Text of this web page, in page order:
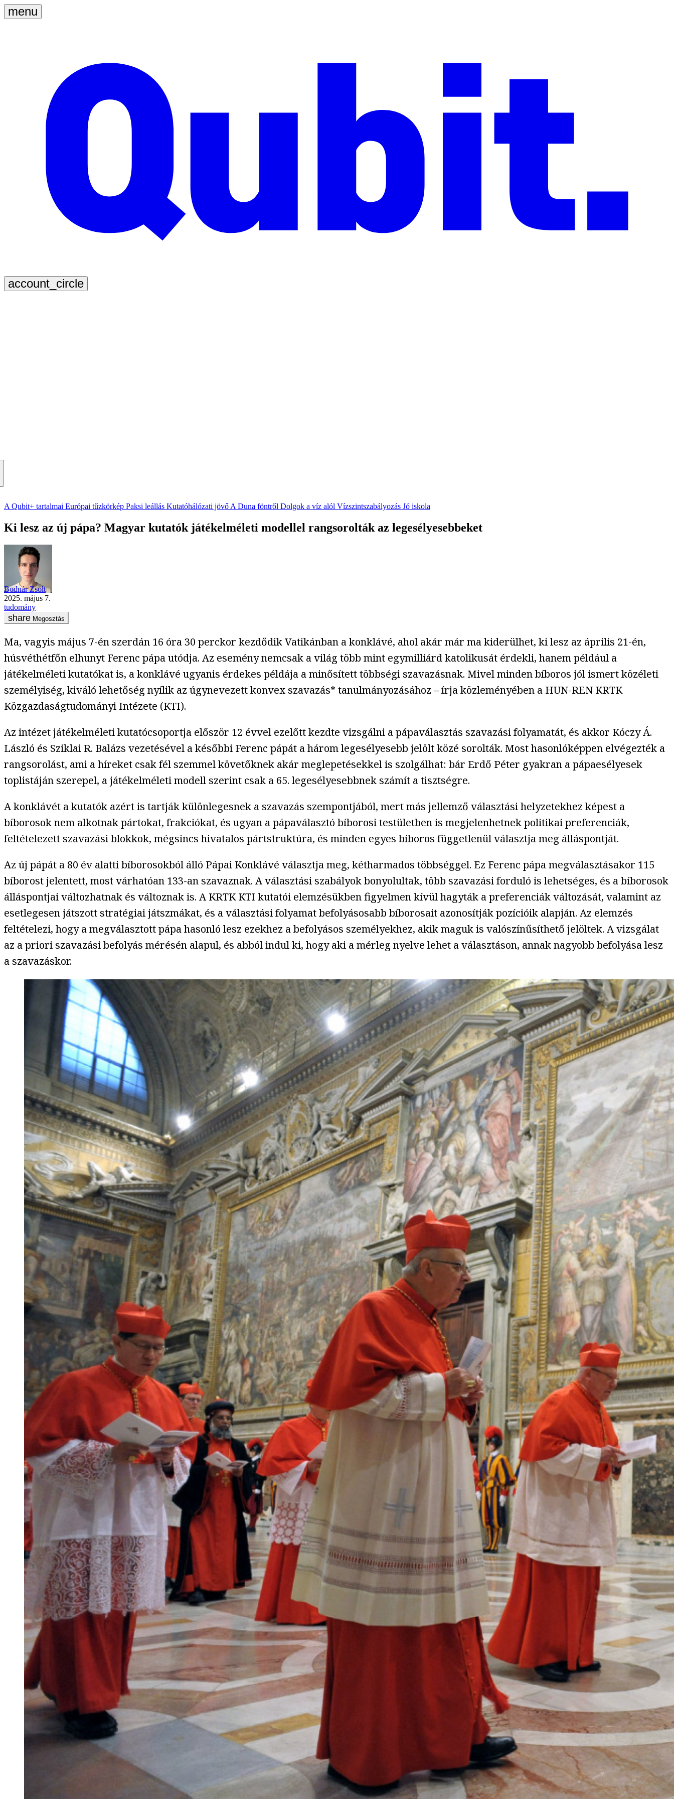
A Qubit+ tartalmai Európai tűzkörkép Paksi leállás Kutatóhálózati jövő A Duna föntről Dolgok a víz alól Vízszintszabályozás Jó iskola
Ki lesz az új pápa? Magyar kutatók játékelméleti modellel rangsorolták az legesélyesebbeket
Bodnár Zsolt
2025. május 7.
tudomány
Megosztás
Ma, vagyis május 7-én szerdán 16 óra 30 perckor kezdődik Vatikánban a konklávé, ahol akár már ma kiderülhet, ki lesz az április 21-én,
húsvéthétfőn elhunyt Ferenc pápa utódja. Az esemény nemcsak a világ több mint egymilliárd katolikusát érdekli, hanem például a
játékelméleti kutatókat is, a konklávé ugyanis érdekes példája a minősített többségi szavazásnak. Mivel minden bíboros jól ismert közéleti
személyiség, kiváló lehetőség nyílik az úgynevezett konvex szavazás* tanulmányozásához – írja közleményében a HUN-REN KRTK
Közgazdaságtudományi Intézete (KTI).
Az intézet játékelméleti kutatócsoportja először 12 évvel ezelőtt kezdte vizsgálni a pápaválasztás szavazási folyamatát, és akkor Kóczy Á.
László és Sziklai R. Balázs vezetésével a későbbi Ferenc pápát a három legesélyesebb jelölt közé sorolták. Most hasonlóképpen elvégezték a
rangsorolást, ami a híreket csak fél szemmel követőknek akár meglepetésekkel is szolgálhat: bár Erdő Péter gyakran a pápaesélyesek
toplistáján szerepel, a játékelméleti modell szerint csak a 65. legesélyesebbnek számít a tisztségre.
A konklávét a kutatók azért is tartják különlegesnek a szavazás szempontjából, mert más jellemző választási helyzetekhez képest a
bíborosok nem alkotnak pártokat, frakciókat, és ugyan a pápaválasztó bíborosi testületben is megjelenhetnek politikai preferenciák,
feltételezett szavazási blokkok, mégsincs hivatalos pártstruktúra, és minden egyes bíboros függetlenül választja meg álláspontját.
Az új pápát a 80 év alatti bíborosokból álló Pápai Konklávé választja meg, kétharmados többséggel. Ez Ferenc pápa megválasztásakor 115
bíborost jelentett, most várhatóan 133-an szavaznak. A választási szabályok bonyolultak, több szavazási forduló is lehetséges, és a bíborosok
álláspontjai változhatnak és változnak is. A KRTK KTI kutatói elemzésükben figyelmen kívül hagyták a preferenciák változását, valamint az
esetlegesen játszott stratégiai játszmákat, és a választási folyamat befolyásosabb bíborosait azonosítják pozícióik alapján. Az elemzés
feltételezi, hogy a megválasztott pápa hasonló lesz ezekhez a befolyásos személyekhez, akik maguk is valószínűsíthető jelöltek. A vizsgálat
az a priori szavazási befolyás mérésén alapul, és abból indul ki, hogy aki a mérleg nyelve lehet a választáson, annak nagyobb befolyása lesz
a szavazáskor.